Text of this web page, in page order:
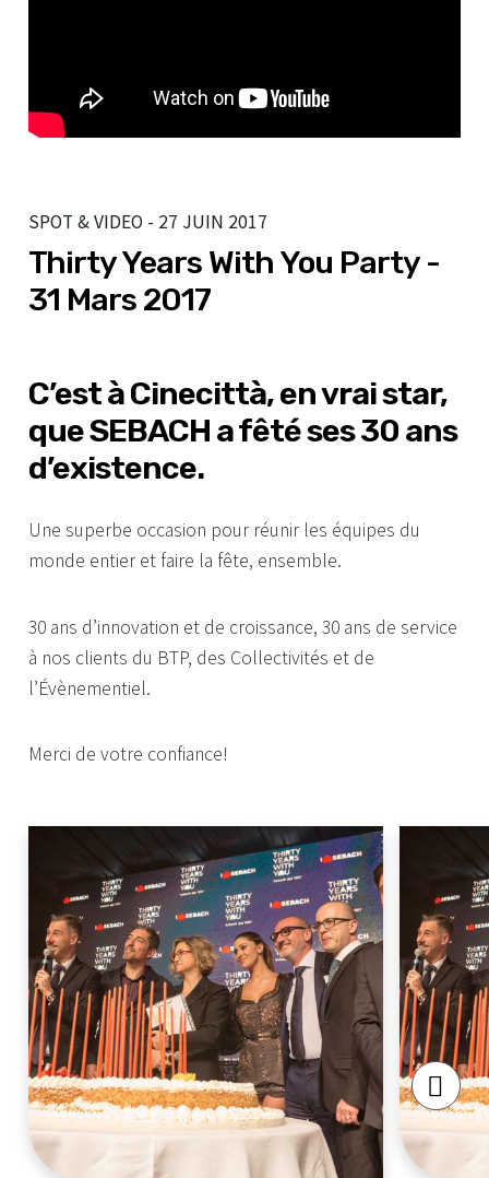
SPOT & VIDEO - 27 JUIN 2017
Thirty Years With You Party -
31 Mars 2017
C’est à Cinecittà, en vrai star,
que SEBACH a fêté ses 30 ans
d’existence.
Une superbe occasion pour réunir les équipes du
monde entier et faire la fête, ensemble.
30 ans d’innovation et de croissance, 30 ans de service
à nos clients du BTP, des Collectivités et de
l’Évènementiel.
Merci de votre confiance!